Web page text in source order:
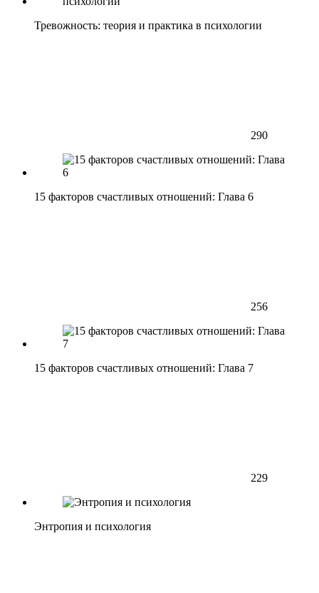
Тревожность: теория и практика в психологии
290
15 факторов счастливых отношений: Глава 6
256
15 факторов счастливых отношений: Глава 7
229
Энтропия и психология